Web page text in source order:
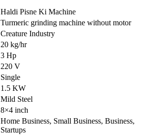
Haldi Pisne Ki Machine
Turmeric grinding machine without motor
Creature Industry
20 kg/hr
3 Hp
220 V
Single
1.5 KW
Mild Steel
8×4 inch
Home Business, Small Business, Business,
Startups